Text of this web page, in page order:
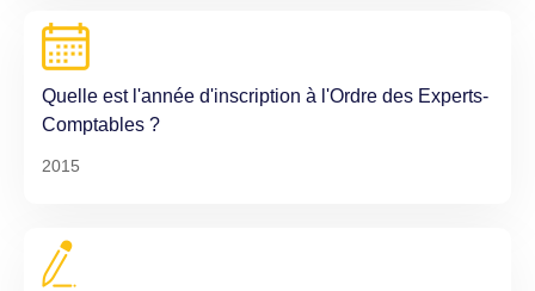
Quelle est l'année d'inscription à l'Ordre des Experts-
Comptables ?
2015